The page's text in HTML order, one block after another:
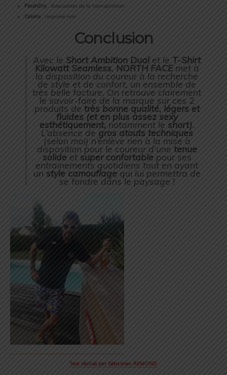
FlashDry : évacuation de la transpiration
Coloris : imprimé noir
Conclusion
Avec le Short Ambition Dual et le T-Shirt
Kilowatt Seamless, NORTH FACEmet à
la disposition du coureur à la recherche
de style et de confort, un ensemble de
très belle facture. On retrouve clairement
le savoir-faire de la marque sur ces 2
produits de très bonne qualité, légers et
fluides (et en plus assez sexy
esthétiquement, notamment le short).
L’absence de gros atouts techniques
(selon moi) n’enlève rien à la mise à
disposition pour le coureur d’une tenue
solideet super confortablepour ses
entrainements quotidiens tout en ayant
un style camouflage qui lui permettra de
se fondre dans le paysage !
Test réalisé par Sébastien REMOND